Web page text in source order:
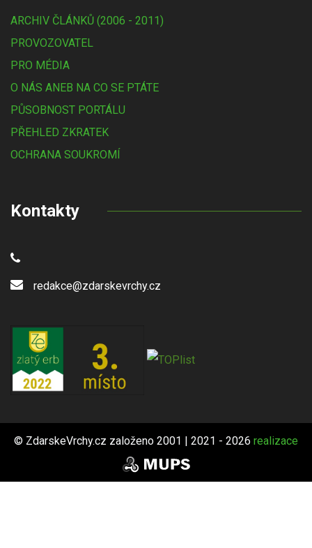
ARCHIV ČLÁNKŮ (2006 - 2011)
PROVOZOVATEL
PRO MÉDIA
O NÁS ANEB NA CO SE PTÁTE
PŮSOBNOST PORTÁLU
PŘEHLED ZKRATEK
OCHRANA SOUKROMÍ
Kontakty
redakce@zdarskevrchy.cz
© ZdarskeVrchy.cz založeno 2001 | 2021 - 2026 realizace